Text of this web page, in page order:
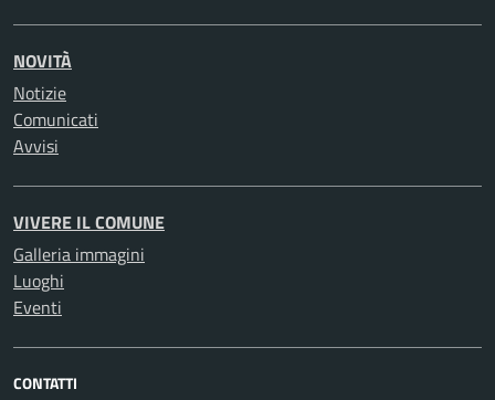
NOVITÀ
Notizie
Comunicati
Avvisi
VIVERE IL COMUNE
Galleria immagini
Luoghi
Eventi
CONTATTI